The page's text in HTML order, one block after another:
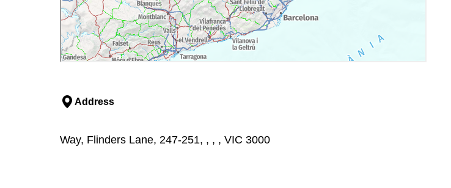
Address
Way, Flinders Lane, 247-251, , , , VIC 3000